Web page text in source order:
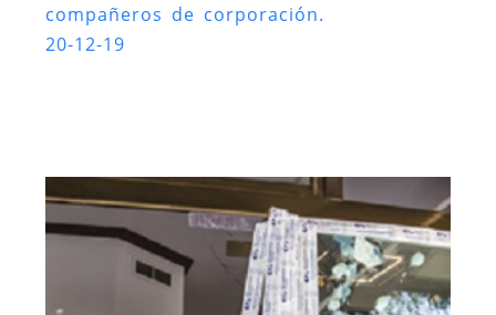
compañeros de corporación.
20-12-19